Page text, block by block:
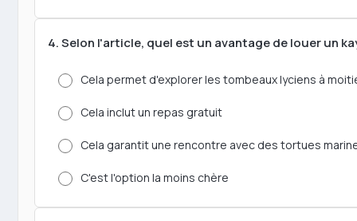
4. Selon l'article, quel est un avantage de louer un
Cela permet d'explorer les tombeaux lyciens à
Cela inclut un repas gratuit
Cela garantit une rencontre avec des tortues
C'est l'option la moins chère